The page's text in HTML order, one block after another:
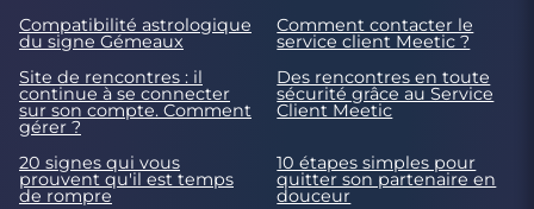
Compatibilité astrologique
du signe Gémeaux
Comment contacter le
service client Meetic ?
Site de rencontres : il
continue à se connecter
sur son compte. Comment
gérer ?
Des rencontres en toute
sécurité grâce au Service
Client Meetic
20 signes qui vous
prouvent qu'il est temps
de rompre
10 étapes simples pour
quitter son partenaire en
douceur